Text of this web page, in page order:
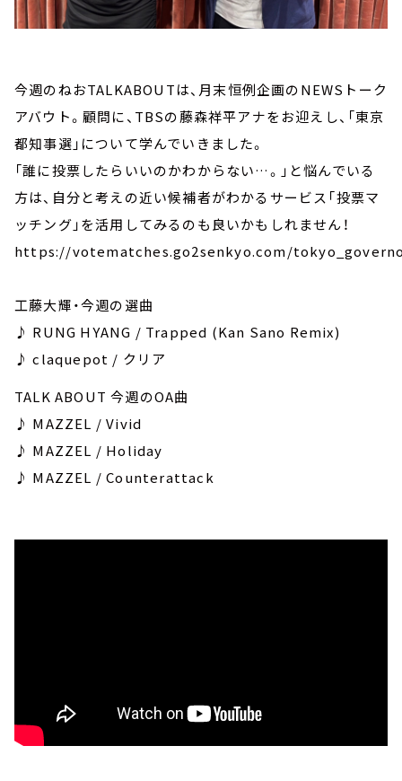
今週のねおTALKABOUTは、月末恒例企画のNEWSトーク
アバウト。顧問に、TBSの藤森祥平アナをお迎えし、「東京
都知事選」について学んでいきました。
「誰に投票したらいいのかわからない…。」と悩んでいる
方は、自分と考えの近い候補者がわかるサービス「投票マ
ッチング」を活用してみるのも良いかもしれません！
https://votematches.go2senkyo.com/
工藤大輝・今週の選曲
♪ RUNG HYANG / Trapped (Kan Sano Remix)
♪ claquepot / クリア
TALK ABOUT 今週のOA曲
♪ MAZZEL / Vivid
♪ MAZZEL / Holiday
♪ MAZZEL / Counterattack